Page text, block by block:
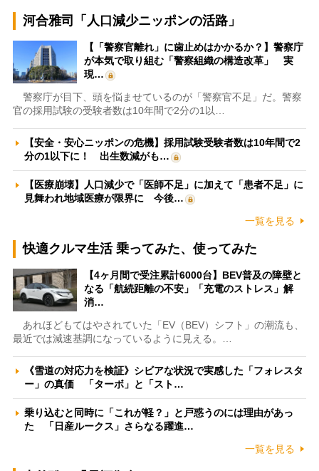
河合雅司「人口減少ニッポンの活路」
【「警察官離れ」に歯止めはかかるか？】警察庁
が本気で取り組む「警察組織の構造改革」 実
現…
警察庁が目下、頭を悩ませているのが「警察官不足」だ。警察
官の採用試験の受験者数は10年間で2分の1以…
【安全・安心ニッポンの危機】採用試験受験者数は10年間で2
分の1以下に！ 出生数減がも…
【医療崩壊】人口減少で「医師不足」に加えて「患者不足」に
見舞われ地域医療が限界に 今後…
一覧を見る
快適クルマ生活 乗ってみた、使ってみた
【4ヶ月間で受注累計6000台】BEV普及の障壁と
なる「航続距離の不安」「充電のストレス」解
消…
あれほどもてはやされていた「EV（BEV）シフト」の潮流も、
最近では減速基調になっているように見える。…
《雪道の対応力を検証》シビアな状況で実感した「フォレスタ
ー」の真価 「ターボ」と「スト…
乗り込むと同時に「これが軽？」と戸惑うのには理由があっ
た 「日産ルークス」さらなる躍進…
一覧を見る